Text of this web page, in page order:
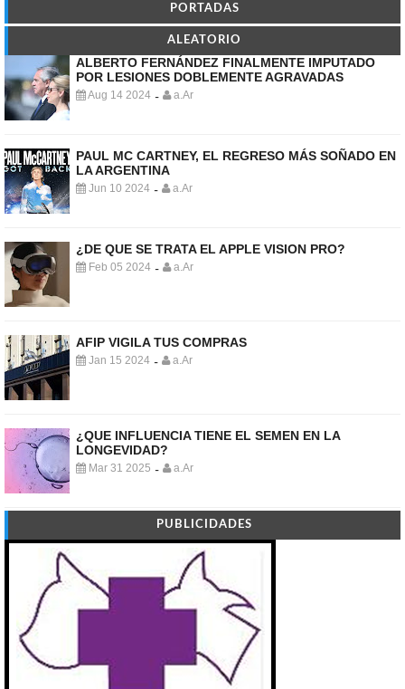
PORTADAS
ALEATORIO
ALBERTO FERNÁNDEZ FINALMENTE IMPUTADO
POR LESIONES DOBLEMENTE AGRAVADAS
Aug 14 2024 - a.Ar
PAUL MC CARTNEY, EL REGRESO MÁS SOÑADO EN
LA ARGENTINA
Jun 10 2024 - a.Ar
¿DE QUE SE TRATA EL APPLE VISION PRO?
Feb 05 2024 - a.Ar
AFIP VIGILA TUS COMPRAS
Jan 15 2024 - a.Ar
¿QUE INFLUENCIA TIENE EL SEMEN EN LA
LONGEVIDAD?
Mar 31 2025 - a.Ar
PUBLICIDADES